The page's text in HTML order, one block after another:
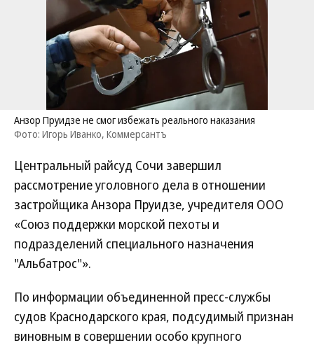
Анзор Пруидзе не смог избежать реального наказания
Фото: Игорь Иванко, Коммерсантъ
Центральный райсуд Сочи завершил
рассмотрение уголовного дела в отношении
застройщика Анзора Пруидзе, учредителя ООО
«Союз поддержки морской пехоты и
подразделений специального назначения
"Альбатрос"».
По информации объединенной пресс-службы
судов Краснодарского края, подсудимый признан
виновным в совершении особо крупного